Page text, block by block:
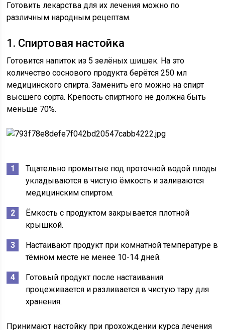
Готовить лекарства для их лечения можно по
различным народным рецептам.
1. Спиртовая настойка
Готовится напиток из 5 зелёных шишек. На это
количество соснового продукта берётся 250 мл
медицинского спирта. Заменить его можно на спирт
высшего сорта. Крепость спиртного не должна быть
меньше 70%.
Тщательно промытые под проточной водой плоды
укладываются в чистую ёмкость и заливаются
медицинским спиртом.
Ёмкость с продуктом закрывается плотной
крышкой.
Настаивают продукт при комнатной температуре в
тёмном месте не менее 10-14 дней.
Готовый продукт после настаивания
процеживается и разливается в чистую тару для
хранения.
Принимают настойку при прохождении курса лечения